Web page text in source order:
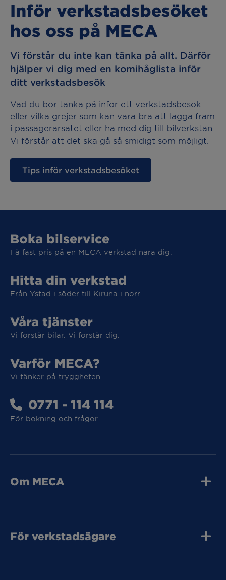
Vi tar hand om din elbil
Vi tar hand om din elbil
Tunga Fordon
Inför verkstadsbesöket
hos oss på MECA
Vi förstår du inte kan tänka på allt. Därför
hjälper vi dig med en komihåglista inför
ditt verkstadsbesök
Vad du bör tänka på inför ett verkstadsbesök
eller vilka grejer som kan vara bra att lägga fram
i passagerarsätet eller ha med dig till bilverkstan.
Vi förstår att det ska gå så smidigt som möjligt.
Tips inför verkstadsbesöket
Boka bilservice
Få fast pris på en MECA verkstad nära dig.
Hitta din verkstad
Från Ystad i söder till Kiruna i norr.
Våra tjänster
Vi förstår bilar. Vi förstår dig.
Varför MECA?
Vi tänker på tryggheten.
0771 - 114 114
För bokning och frågor.
Om MECA
För verkstadsägare